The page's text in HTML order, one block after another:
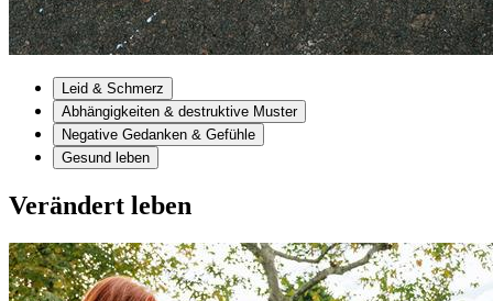
Leid & Schmerz
Abhängigkeiten & destruktive Muster
Negative Gedanken & Gefühle
Gesund leben
Verändert leben